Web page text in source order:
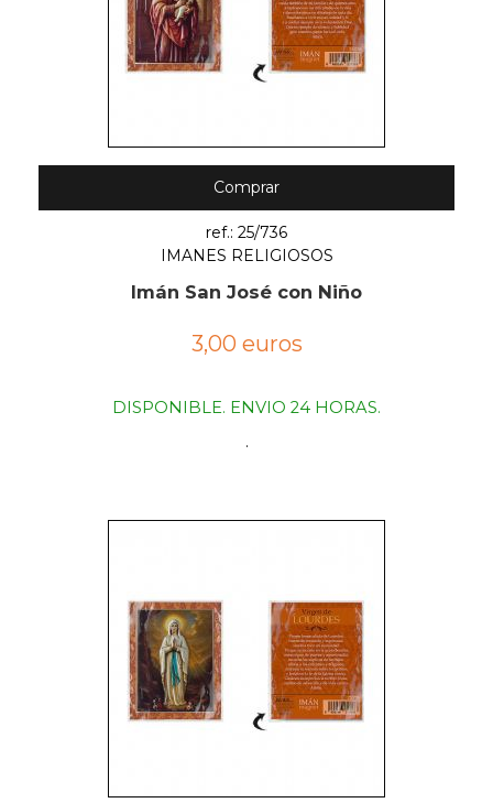
Comprar
ref.: 25/736
IMANES RELIGIOSOS
Imán San José con Niño
3,00 euros
DISPONIBLE. ENVIO 24 HORAS.
.